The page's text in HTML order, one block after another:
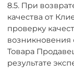
8.5. При
качества от
проверку
возникновения
Товара
результате